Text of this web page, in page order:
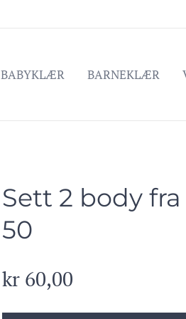
BABYKLÆR BARNEKLÆR
Sett 2 body
50
kr 60,00